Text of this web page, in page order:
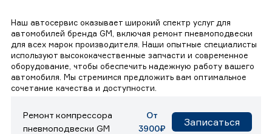
Наш автосервис оказывает широкий спектр услуг для
автомобилей бренда GM, включая ремонт пневмоподвески
для всех марок производителя. Наши опытные специалисты
используют высококачественные запчасти и современное
оборудование, чтобы обеспечить надежную работу вашего
автомобиля. Мы стремимся предложить вам оптимальное
сочетание качества и доступности.
Ремонт компрессора
пневмоподвески GM
От
3900₽
Записаться